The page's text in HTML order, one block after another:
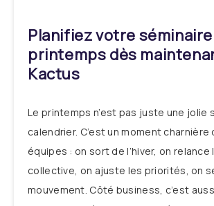
Planifiez votre
printemps dès
Kactus
Le printemps n’est pas juste une jolie
calendrier. C’est un moment charnière
équipes : on sort de l’hiver, on relance
collective, on ajuste les priorités, on
mouvement. Côté business, c’est